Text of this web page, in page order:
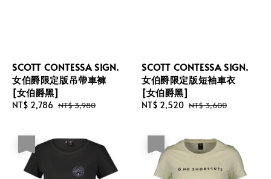
SCOTT CONTESSA SIGN.
女伯爵限定版吊帶車褲
[女伯爵黑]
Sale
NT$ 2,786 Regular
NT$ 3,980
SCOTT CONTESSA SIGN.
女伯爵限定版短袖車衣
[女伯爵黑]
Sale
NT$ 2,520 Regular
NT$ 3,600